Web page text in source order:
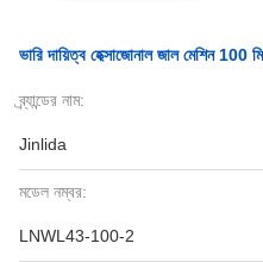
ভারি দায়িত্ব হেক্সাজোনাল জাল মেশিন
ব্র্যান্ডের নাম:
Jinlida
মডেল নম্বর:
LNWL43-100-2